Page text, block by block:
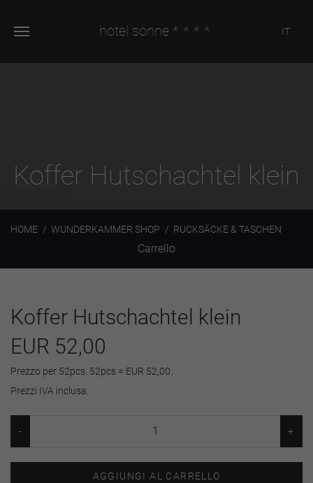
hotel sonne **** IT
Koffer Hutschachtel klein
HOME WUNDERKAMMER SHOP RUCKSÄCKE & TASCHEN
Carrello
Koffer Hutschachtel klein
EUR 52,00
Prezzo per 52pcs. 52pcs = EUR 52,00.
Prezzi IVA inclusa.
AGGIUNGI AL CARRELLO